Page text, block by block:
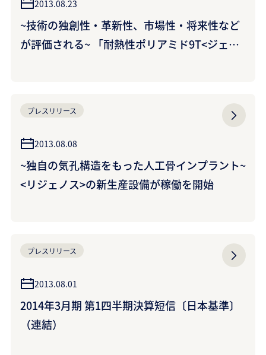
2013.08.23
~技術の独創性・革新性、市場性・将来性など
が評価される~ 「耐熱性ポリアミド9T<ジェネ
プレスリリース
2013.08.08
~独自の気孔構造をもった人工骨インプラント~
<リジェノス>の新生産設備が稼働を開始
プレスリリース
2013.08.01
2014年3月期 第1四半期決算短信〔日本基準〕
（連結）